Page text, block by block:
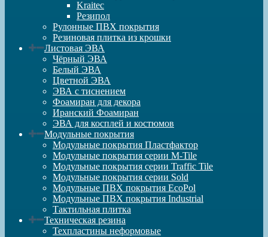
Kraitec
Резипол
Рулонные ПВХ покрытия
Резиновая плитка из крошки
Листовая ЭВА
Чёрный ЭВА
Белый ЭВА
Цветной ЭВА
ЭВА с тиснением
Фоамиран для декора
Иранский Фоамиран
ЭВА для косплей и костюмов
Модульные покрытия
Модульные покрытия Пластфактор
Модульные покрытия серии M-Tile
Модульные покрытия серии Traffic Tile
Модульные покрытия серии Sold
Модульные ПВХ покрытия EcoPol
Модульные ПВХ покрытия Industrial
Тактильная плитка
Техническая резина
Техпластины неформовые